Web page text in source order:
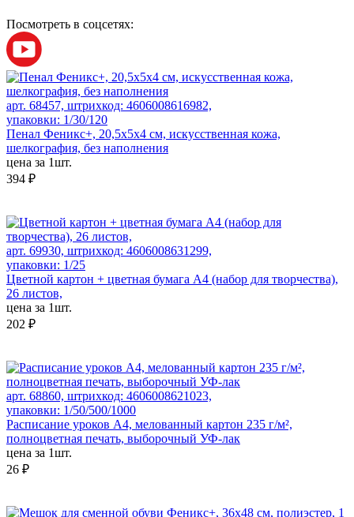
Посмотреть в соцсетях:
арт. 68457, штрихкод: 4606008616982,
упаковки: 1/30/120
Пенал Феникс+, 20,5х5х4 см, искусственная кожа,
шелкография, без наполнения
цена за 1шт.
394 ₽
арт. 69930, штрихкод: 4606008631299,
упаковки: 1/25
Цветной картон + цветная бумага А4 (набор для творчества),
26 листов,
цена за 1шт.
202 ₽
арт. 68860, штрихкод: 4606008621023,
упаковки: 1/50/500/1000
Расписание уроков А4, мелованный картон 235 г/м²,
полноцветная печать, выборочный УФ-лак
цена за 1шт.
26 ₽